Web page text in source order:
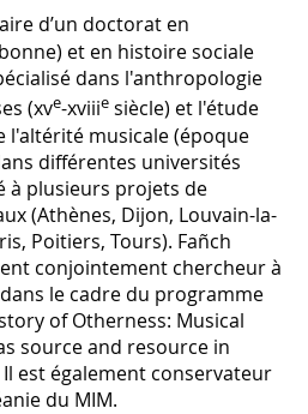
d’un doctorat en
et en histoire sociale
dans l'anthropologie
(xve-xviiie siècle) et l'étude
l'altérité musicale (époque
différentes universités
à plusieurs projets de
(Athènes, Dijon, Louvain-la-
Poitiers, Tours). Fañch
conjointement chercheur à
le cadre du programme
of Otherness: Musical
source and resource in
est également conservateur
du MIM.